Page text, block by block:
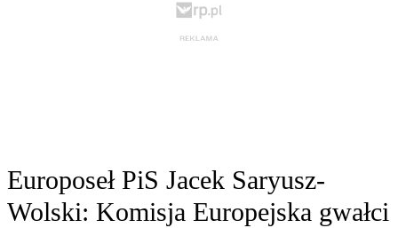
Europoseł PiS Jacek Saryusz-
Wolski: Komisja Europejska gwałci